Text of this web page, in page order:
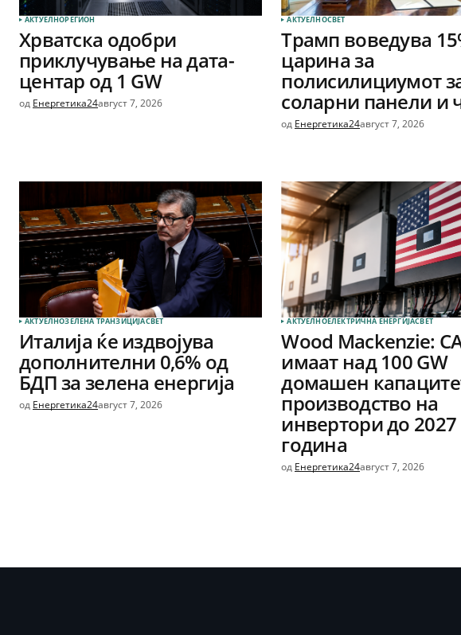
АКТУЕЛНОРЕГИОН
Хрватска одобри
приклучување на дата-
центар од 1 GW
од Енергетика24август 7, 2026
АКТУЕЛНОСВЕТ
Трамп воведува
царина за
полисилициумот
соларни панели и
од Енергетика24август 7, 2026
АКТУЕЛНОЗЕЛЕНА ТРАНЗИЦИЈАСВЕТ
Италија ќе издвојува
дополнителни 0,6% од
БДП за зелена енергија
од Енергетика24август 7, 2026
АКТУЕЛНОЕЛЕКТРИЧНА ЕНЕРГИЈАСВЕТ
Wood Mackenzie:
имаат над 100 GW
домашен
производство на
инвертори до 2027
година
од Енергетика24август 7, 2026